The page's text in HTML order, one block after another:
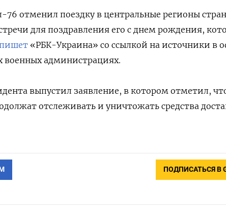
отменил поездку в центральные регионы
для поздравления его с днем рождения,
пишет «РБК-Украина» со ссылкой на источники в
военных администрациях.
выпустил заявление, в котором отметил,
отслеживать и уничтожать средства
ПОДПИСАТЬСЯ В